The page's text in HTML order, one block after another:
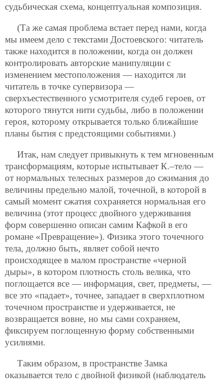
судьбическая схема, концептуальная композиция.
(Та же самая проблема встает перед нами, когда
мы имеем дело с текстами Достоевского: читатель
также находится в положении, когда он должен
контролировать авторские манипуляции с
изменением местоположения — находится ли
читатель в точке супервизора —
сверхъестественного усмотрителя судеб героев, от
которого тянутся нити судьбы, либо в положении
героя, которому открывается только ближайшие
планы бытия с предстоящими событиями.)
Итак, нам следует привыкнуть к тем мгновенным
трансформациям, которые испытывает К.–тело —
от нормальных телесных размеров до сжимания до
величины предельно малой, точечной, в которой в
самый момент сжатия сохраняется нормальная его
величина (этот процесс двойного удерживания
форм совершенно описан самим Кафкой в его
романе «Превращение»). Физика этого точечного
тела, должно быть, являет собой нечто
происходящее в малом пространстве «черной
дыры», в котором плотность столь велика, что
поглощается все — информация, свет, предметы, —
все это «падает», точнее, западает в сверхплотном
точечном пространстве и удерживается, не
возвращается вовне, но мы сами сохраняем,
фиксируем поглощенную форму собственными
усилиями.
Таким образом, в пространстве Замка
оказывается тело с двойной физикой (наблюдатель